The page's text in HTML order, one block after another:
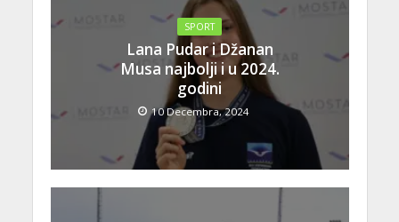
SPORT
Lana Pudar i Džanan
Musa najbolji i u 2024.
godini
10 Decembra, 2024